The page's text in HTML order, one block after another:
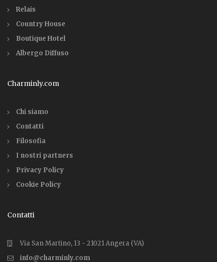
Relais
Country House
Boutique Hotel
Albergo Diffuso
Charminly.com
Chi siamo
Contatti
Filosofia
I nostri partners
Privacy Policy
Cookie Policy
Contatti
Via San Martino, 13 - 21021 Angera (VA)
info@charminly.com